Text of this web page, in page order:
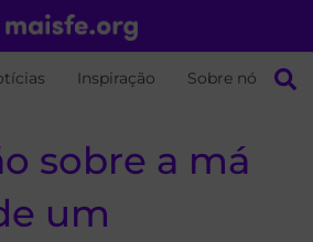
Inspiração Sobre nós
sobre a má
um